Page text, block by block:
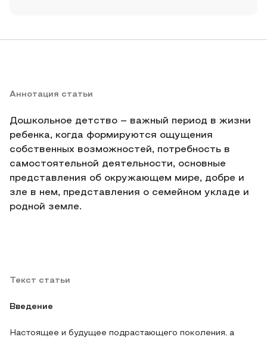
Аннотация статьи
Дошкольное детство – важный период в жизни
ребенка, когда формируются ощущения
собственных возможностей, потребность в
самостоятельной деятельности, основные
представления об окружающем мире, добре и
зле в нем, представления о семейном укладе и
родной земле.
Текст статьи
Введение
Настоящее и будущее подрастающего поколения, а